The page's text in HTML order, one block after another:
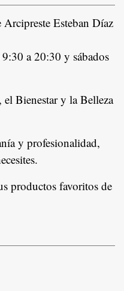
Esteban Díaz
a 20:30 y sábados
Bienestar y la Belleza
y profesionalidad,
productos favoritos de